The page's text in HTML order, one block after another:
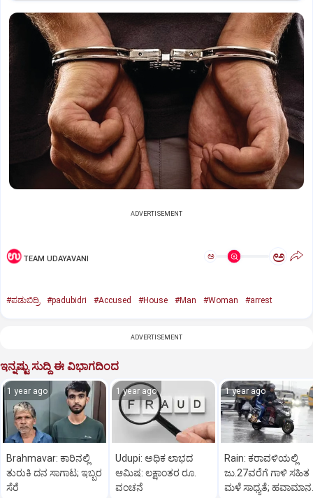
ADVERTISEMENT
TEAM UDAYAVANI ಅ ಅ
#ಪಡುಬಿದ್ರಿ #padubidri #Accused #House #Man #Woman #arrest
ADVERTISEMENT
ಇನ್ನಷ್ಟು ಸುದ್ದಿ ಈ ವಿಭಾಗದಿಂದ
1 year ago
Brahmavar: ಕಾರಿನಲ್ಲಿ
ತುರುಕಿ ದನ ಸಾಗಾಟ; ಇಬ್ಬರ
ಸೆರೆ
1 year ago
Udupi: ಅಧಿಕ ಲಾಭದ
ಆಮಿಷ: ಲಕ್ಷಾಂತರ ರೂ.
ವಂಚನೆ
1 year ago
Rain: ಕರಾವಳಿಯಲ್ಲಿ
ಜು.27ವರೆಗೆ ಗಾಳಿ ಸಹಿತ
ಮಳೆ ಸಾಧ್ಯತೆ; ಹವಾಮಾನ